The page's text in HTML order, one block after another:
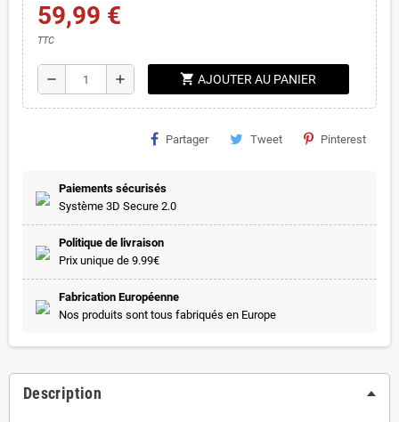
59,99 €
TTC
remove add shopping_cart AJOUTER AU PANIER
Partager Tweet Pinterest
Paiements sécurisés
Système 3D Secure 2.0
Politique de livraison
Prix unique de 9.99€
Fabrication Européenne
Nos produits sont tous fabriqués en Europe
Description